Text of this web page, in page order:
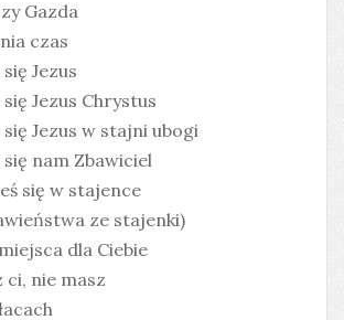
Gazda
czas
Jezus
Jezus Chrystus
Jezus w stajni ubogi
nam Zbawiciel
się w stajence
ze stajenki)
dla Ciebie
ci, nie masz